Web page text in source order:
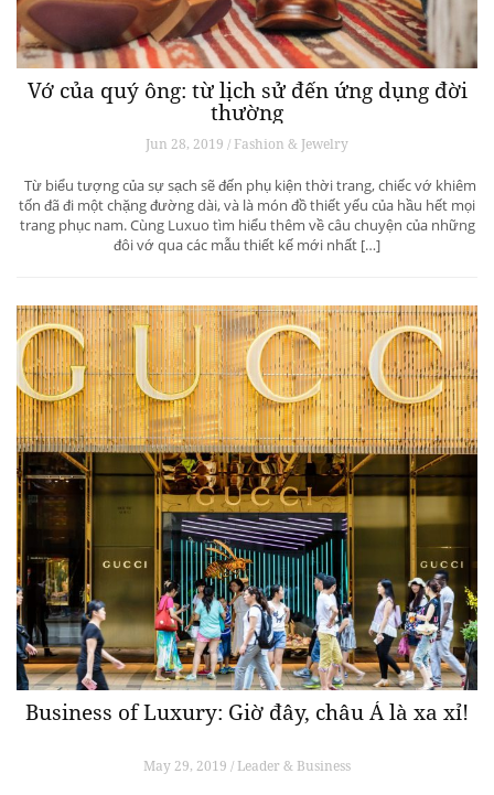
Vớ của quý ông: từ lịch sử đến ứng dụng đời
thường
Jun 28, 2019 / Fashion & Jewelry
Từ biểu tượng của sự sạch sẽ đến phụ kiện thời trang, chiếc vớ khiêm
tốn đã đi một chặng đường dài, và là món đồ thiết yếu của hầu hết mọi
trang phục nam. Cùng Luxuo tìm hiểu thêm về câu chuyện của những
đôi vớ qua các mẫu thiết kế mới nhất […]
Business of Luxury: Giờ đây, châu Á là xa xỉ!
May 29, 2019 / Leader & Business